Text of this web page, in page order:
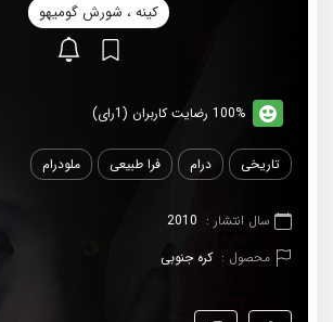
کینه ، شورش گومیهو
100% رضایت کاربران (1رای)
تاریخی درام فرا طبیعی ملودرام
سال انتشار : 2010
محصول : کره جنوبی